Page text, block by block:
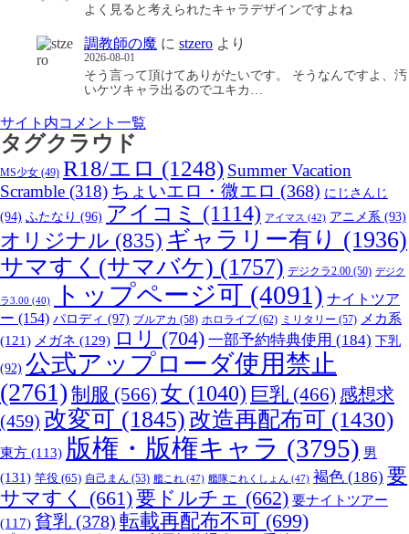
よく見ると考えられたキャラデザインですよね
調教師の魔 に stzero より
2026-08-01
そう言って頂けてありがたいです。 そうなんですよ、汚
いケツキャラ出るのでユキカ…
サイト内コメント一覧
タグクラウド
MS少女 (49) R18/エロ (1248) Summer Vacation
Scramble (318) ちょいエロ・微エロ (368) にじさんじ
(94) ふたなり (96) アイコミ (1114) アイマス (42) アニメ系 (93)
オリジナル (835) ギャラリー有り (1936)
サマすく(サマバケ) (1757) デジクラ2.00 (50) デジク
ラ3.00 (40) トップページ可 (4091) ナイトツア
ー (154) パロディ (97) ブルアカ (58) ホロライブ (62) ミリタリー (57) メカ系
(121) メガネ (129) ロリ (704) 一部予約特典使用 (184) 下乳
(92) 公式アップローダ使用禁止
(2761) 制服 (566) 女 (1040) 巨乳 (466) 感想求
(459) 改変可 (1845) 改造再配布可 (1430)
東方 (113) 版権・版権キャラ (3795) 男
(131) 竿役 (65) 自己まん (53) 艦これ (47) 艦隊これくしょん (47) 褐色 (186) 要
サマすく
(661)要ドルチェ (662) 要ナイトツアー
(117) 貧乳 (378) 転載再配布不可 (699)